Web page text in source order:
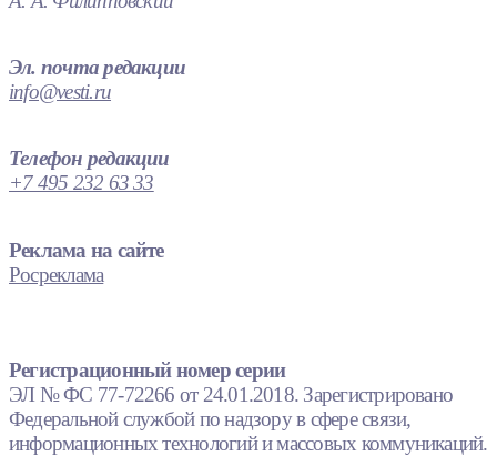
Эл. почта редакции
info@vesti.ru
Телефон редакции
+7 495 232 63 33
Реклама на сайте
Росреклама
Регистрационный номер серии
ЭЛ № ФС 77-72266 от 24.01.2018. Зарегистрировано
Федеральной службой по надзору в сфере связи,
информационных технологий и массовых коммуникаций.